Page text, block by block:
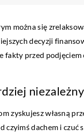
można się
decyzji
fakty przed
niezależny
zyskujesz własną
czyimś dachem i